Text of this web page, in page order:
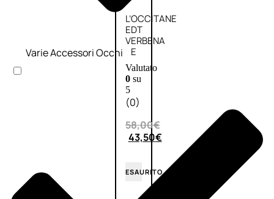
L’OCCITANE
EDT
VERBENA
E
Valutato
0su
5
(0)
58,00€
43,50€
ESAURITO
Varie Accessori Occhi